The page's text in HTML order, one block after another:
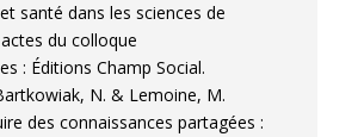
santé dans les sciences de
du colloque
: Éditions Champ Social.
N. & Lemoine, M.
des connaissances partagées :